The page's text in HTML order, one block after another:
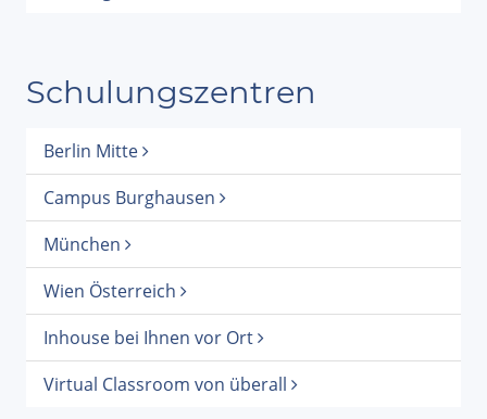
Schulungszentren
Berlin Mitte
Campus Burghausen
München
Wien Österreich
Inhouse bei Ihnen vor Ort
Virtual Classroom von überall